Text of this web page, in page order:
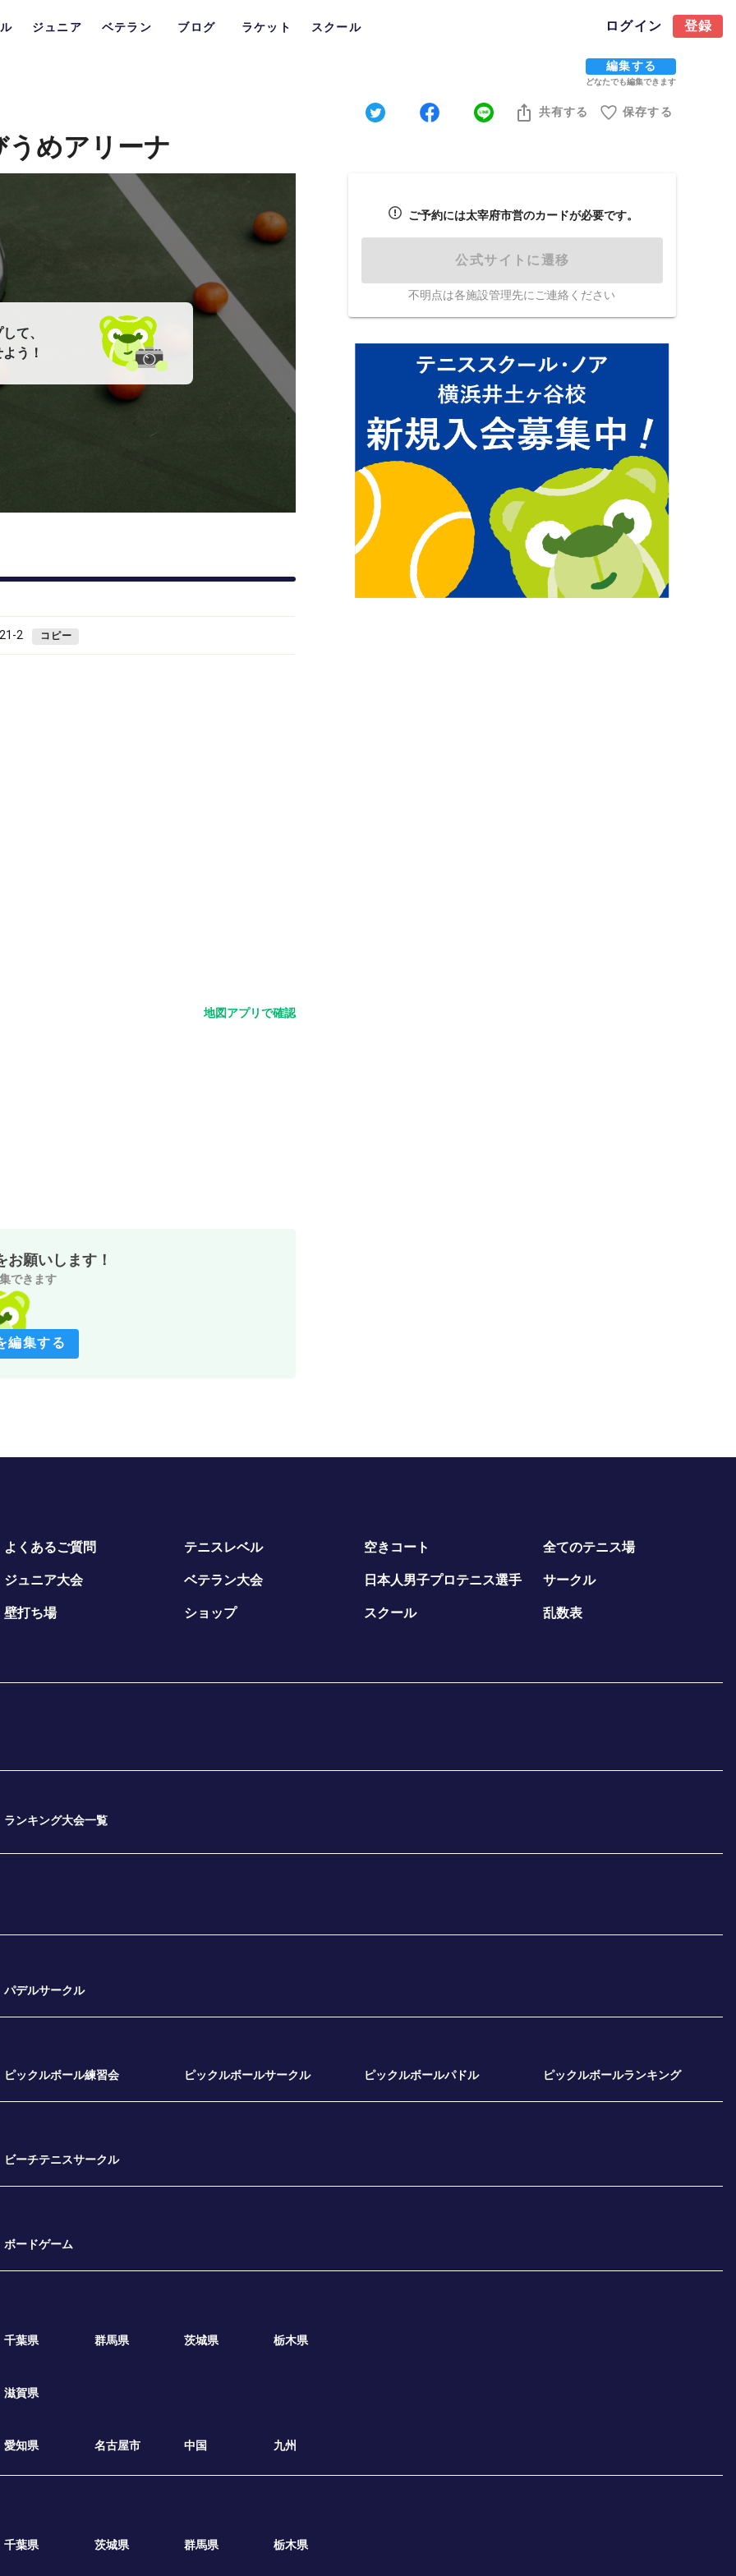
ジュニア ベテラン ブログ ラケット スクール ログイン 登録
編集する
どなたでも編集できます
共有する 保存する
めアリーナ
て、
う！
2 コピー
地図アプリで確認
お願いします！
できます
編集する
ご予約には太宰府市営のカードが必要です。
公式サイトに遷移
不明点は各施設管理先にご連絡ください
よくあるご質問 テニスレベル 空きコート 全てのテニス場
ジュニア大会 ベテラン大会 日本人男子プロテニス選手 サークル
壁打ち場 ショップ スクール 乱数表
ランキング大会一覧
パデルサークル
ピックルボール練習会 ピックルボールサークル ピックルボールパドル ピックルボールランキング
ビーチテニスサークル
ボードゲーム
千葉県 群馬県 茨城県 栃木県
滋賀県
愛知県 名古屋市 中国 九州
千葉県 茨城県 群馬県 栃木県